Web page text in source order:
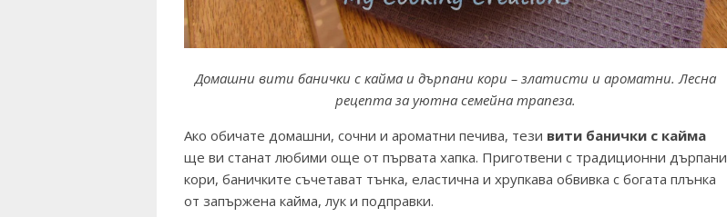
Домашни вити банички с кайма и дърпани кори – златисти и ароматни. Лесна
рецепта за уютна семейна трапеза.
Ако обичате домашни, сочни и ароматни печива, тези вити банички с кайма
ще ви станат любими още от първата хапка. Приготвени с традиционни дърпани
кори, баничките съчетават тънка, еластична и хрупкава обвивка с богата плънка
от запържена кайма, лук и подправки.